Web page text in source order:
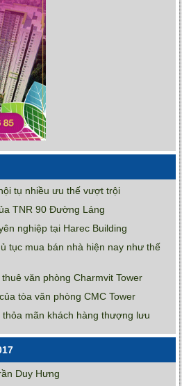
tụ nhiều ưu thế vượt trội
TNR 90 Đường Láng
nghiệp tại Harec Building
tục mua bán nhà hiện nay như thế
văn phòng Charmvit Tower
tòa văn phòng CMC Tower
thỏa mãn khách hàng thượng lưu
Duy Hưng